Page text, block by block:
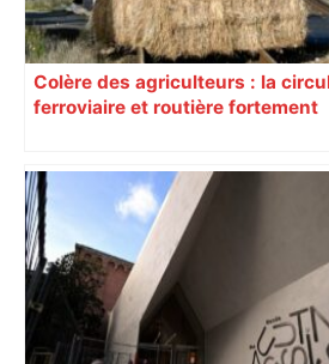
Colère des agriculteurs : la
ferroviaire et routière fortement